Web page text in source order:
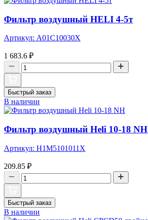
Фильтр воздушный HELI 4-5т
Артикул: A01C10030X
1 683.6 ₽
Быстрый заказ
В наличии
Фильтр воздушный Heli 10-18 NH
Артикул: H1M5101011X
209.85 ₽
Быстрый заказ
В наличии